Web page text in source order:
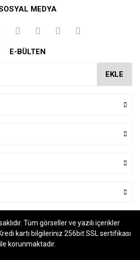
teşekkür ederiz.
eksik bilgiler bulunuyor.
MEDYA
E-BÜLTEN
EKLE
Tüm görseller ve yazılı içerikler
kartı bilgileriniz 256bit SSL sertifikası
ile korunmaktadır.